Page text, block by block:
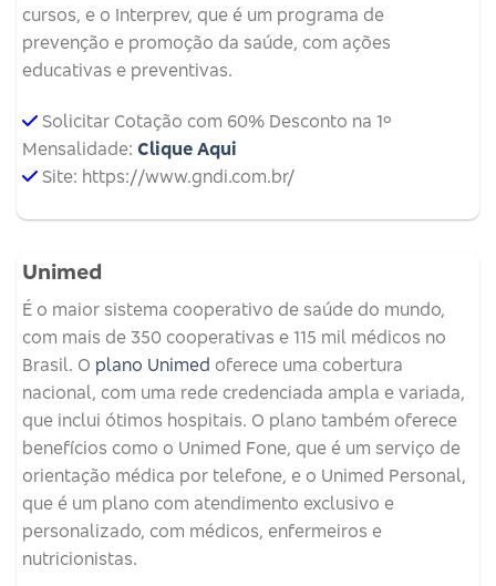
cursos, e o Interprev, que é um programa de
prevenção e promoção da saúde, com ações
educativas e preventivas.
Solicitar Cotação com 60% Desconto na 1º
Mensalidade: Clique Aqui
Site: https://www.gndi.com.br/
Unimed
É o maior sistema cooperativo de saúde do mundo,
com mais de 350 cooperativas e 115 mil médicos no
Brasil. O plano Unimed oferece uma cobertura
nacional, com uma rede credenciada ampla e variada,
que inclui ótimos hospitais. O plano também oferece
benefícios como o Unimed Fone, que é um serviço de
orientação médica por telefone, e o Unimed Personal,
que é um plano com atendimento exclusivo e
personalizado, com médicos, enfermeiros e
nutricionistas.